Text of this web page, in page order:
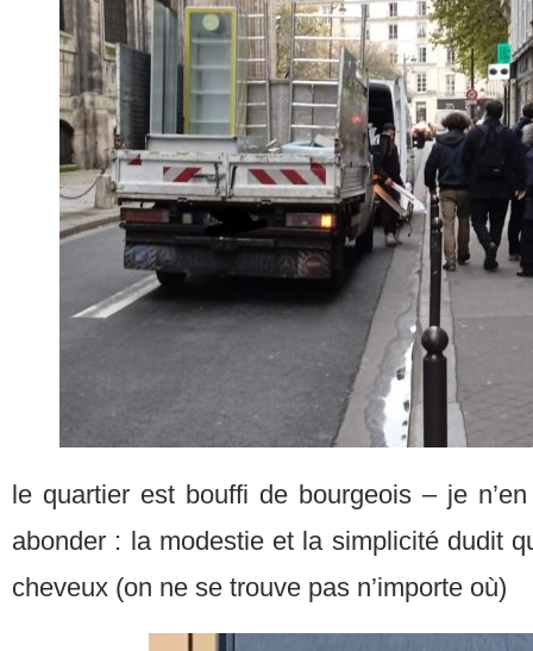
le quartier est bouffi de bourgeois – je
abonder : la modestie et la simplicité dudit
cheveux (on ne se trouve pas n’importe où)